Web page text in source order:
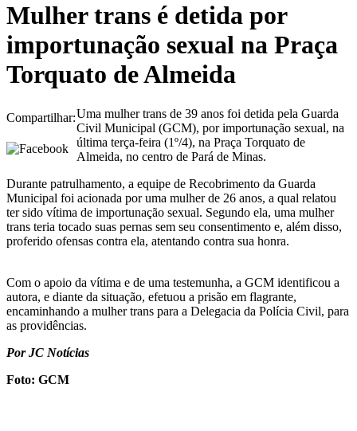
Mulher trans é detida por
importunação sexual na Praça
Torquato de Almeida
Compartilhar:Uma mulher trans de 39 anos foi detida pela Guarda
Civil Municipal (GCM), por importunação sexual, na
última terça-feira (1º/4), na Praça Torquato de
Almeida, no centro de Pará de Minas.
Durante patrulhamento, a equipe de Recobrimento da Guarda
Municipal foi acionada por uma mulher de 26 anos, a qual relatou
ter sido vítima de importunação sexual. Segundo ela, uma mulher
trans teria tocado suas pernas sem seu consentimento e, além disso,
proferido ofensas contra ela, atentando contra sua honra.
Com o apoio da vítima e de uma testemunha, a GCM identificou a
autora, e diante da situação, efetuou a prisão em flagrante,
encaminhando a mulher trans para a Delegacia da Polícia Civil, para
as providências.
Por JC Notícias
Foto: GCM